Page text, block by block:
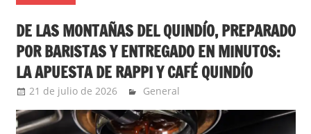
DE LAS MONTAÑAS DEL QUINDÍO, PREPARADO
POR BARISTAS Y ENTREGADO EN MINUTOS:
LA APUESTA DE RAPPI Y CAFÉ QUINDÍO
21 de julio de 2026 Ernesto Herrera
General